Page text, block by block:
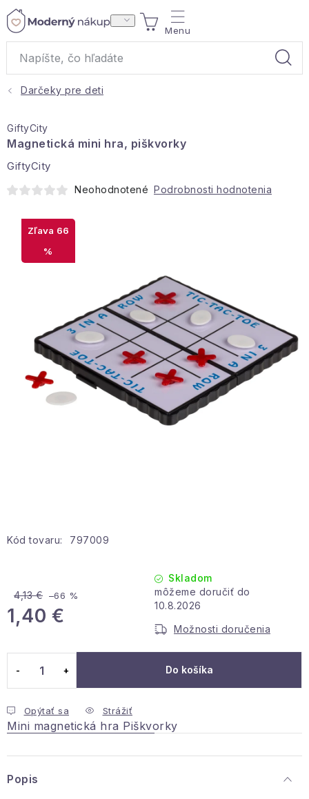
Prejsť
obsah
NÁKUPNÝ
KOŠÍK
Akcie a výpredaj
Darčeky
Bytové vône
Hobby a záhrada
Kolekcia
Zdravie a krása
Podmienky ochrany osobných údajov
Info o nákupe
Kontakty
Darčeky pre deti
Kód tovaru: 797009
4,13 € –66 %
1,40 €
Skladom
10.8.2026
Možnosti doručenia
Do košíka
Opýtať sa Strážiť
Mini magnetická hra Piškvorky
GiftyCity
Magnetická mini hra, piškvorky
GiftyCity
Neohodnotené Podrobnosti hodnotenia
66
%
Popis